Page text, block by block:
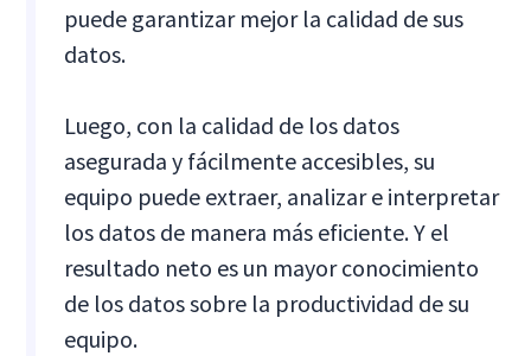
puede garantizar mejor la calidad de sus
datos.
Luego, con la calidad de los datos
asegurada y fácilmente accesibles, su
equipo puede extraer, analizar e interpretar
los datos de manera más eficiente. Y el
resultado neto es un mayor conocimiento
de los datos sobre la productividad de su
equipo.